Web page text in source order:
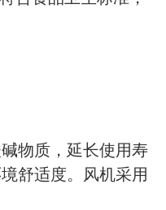
物质，延长使用寿
舒适度。
风机采用